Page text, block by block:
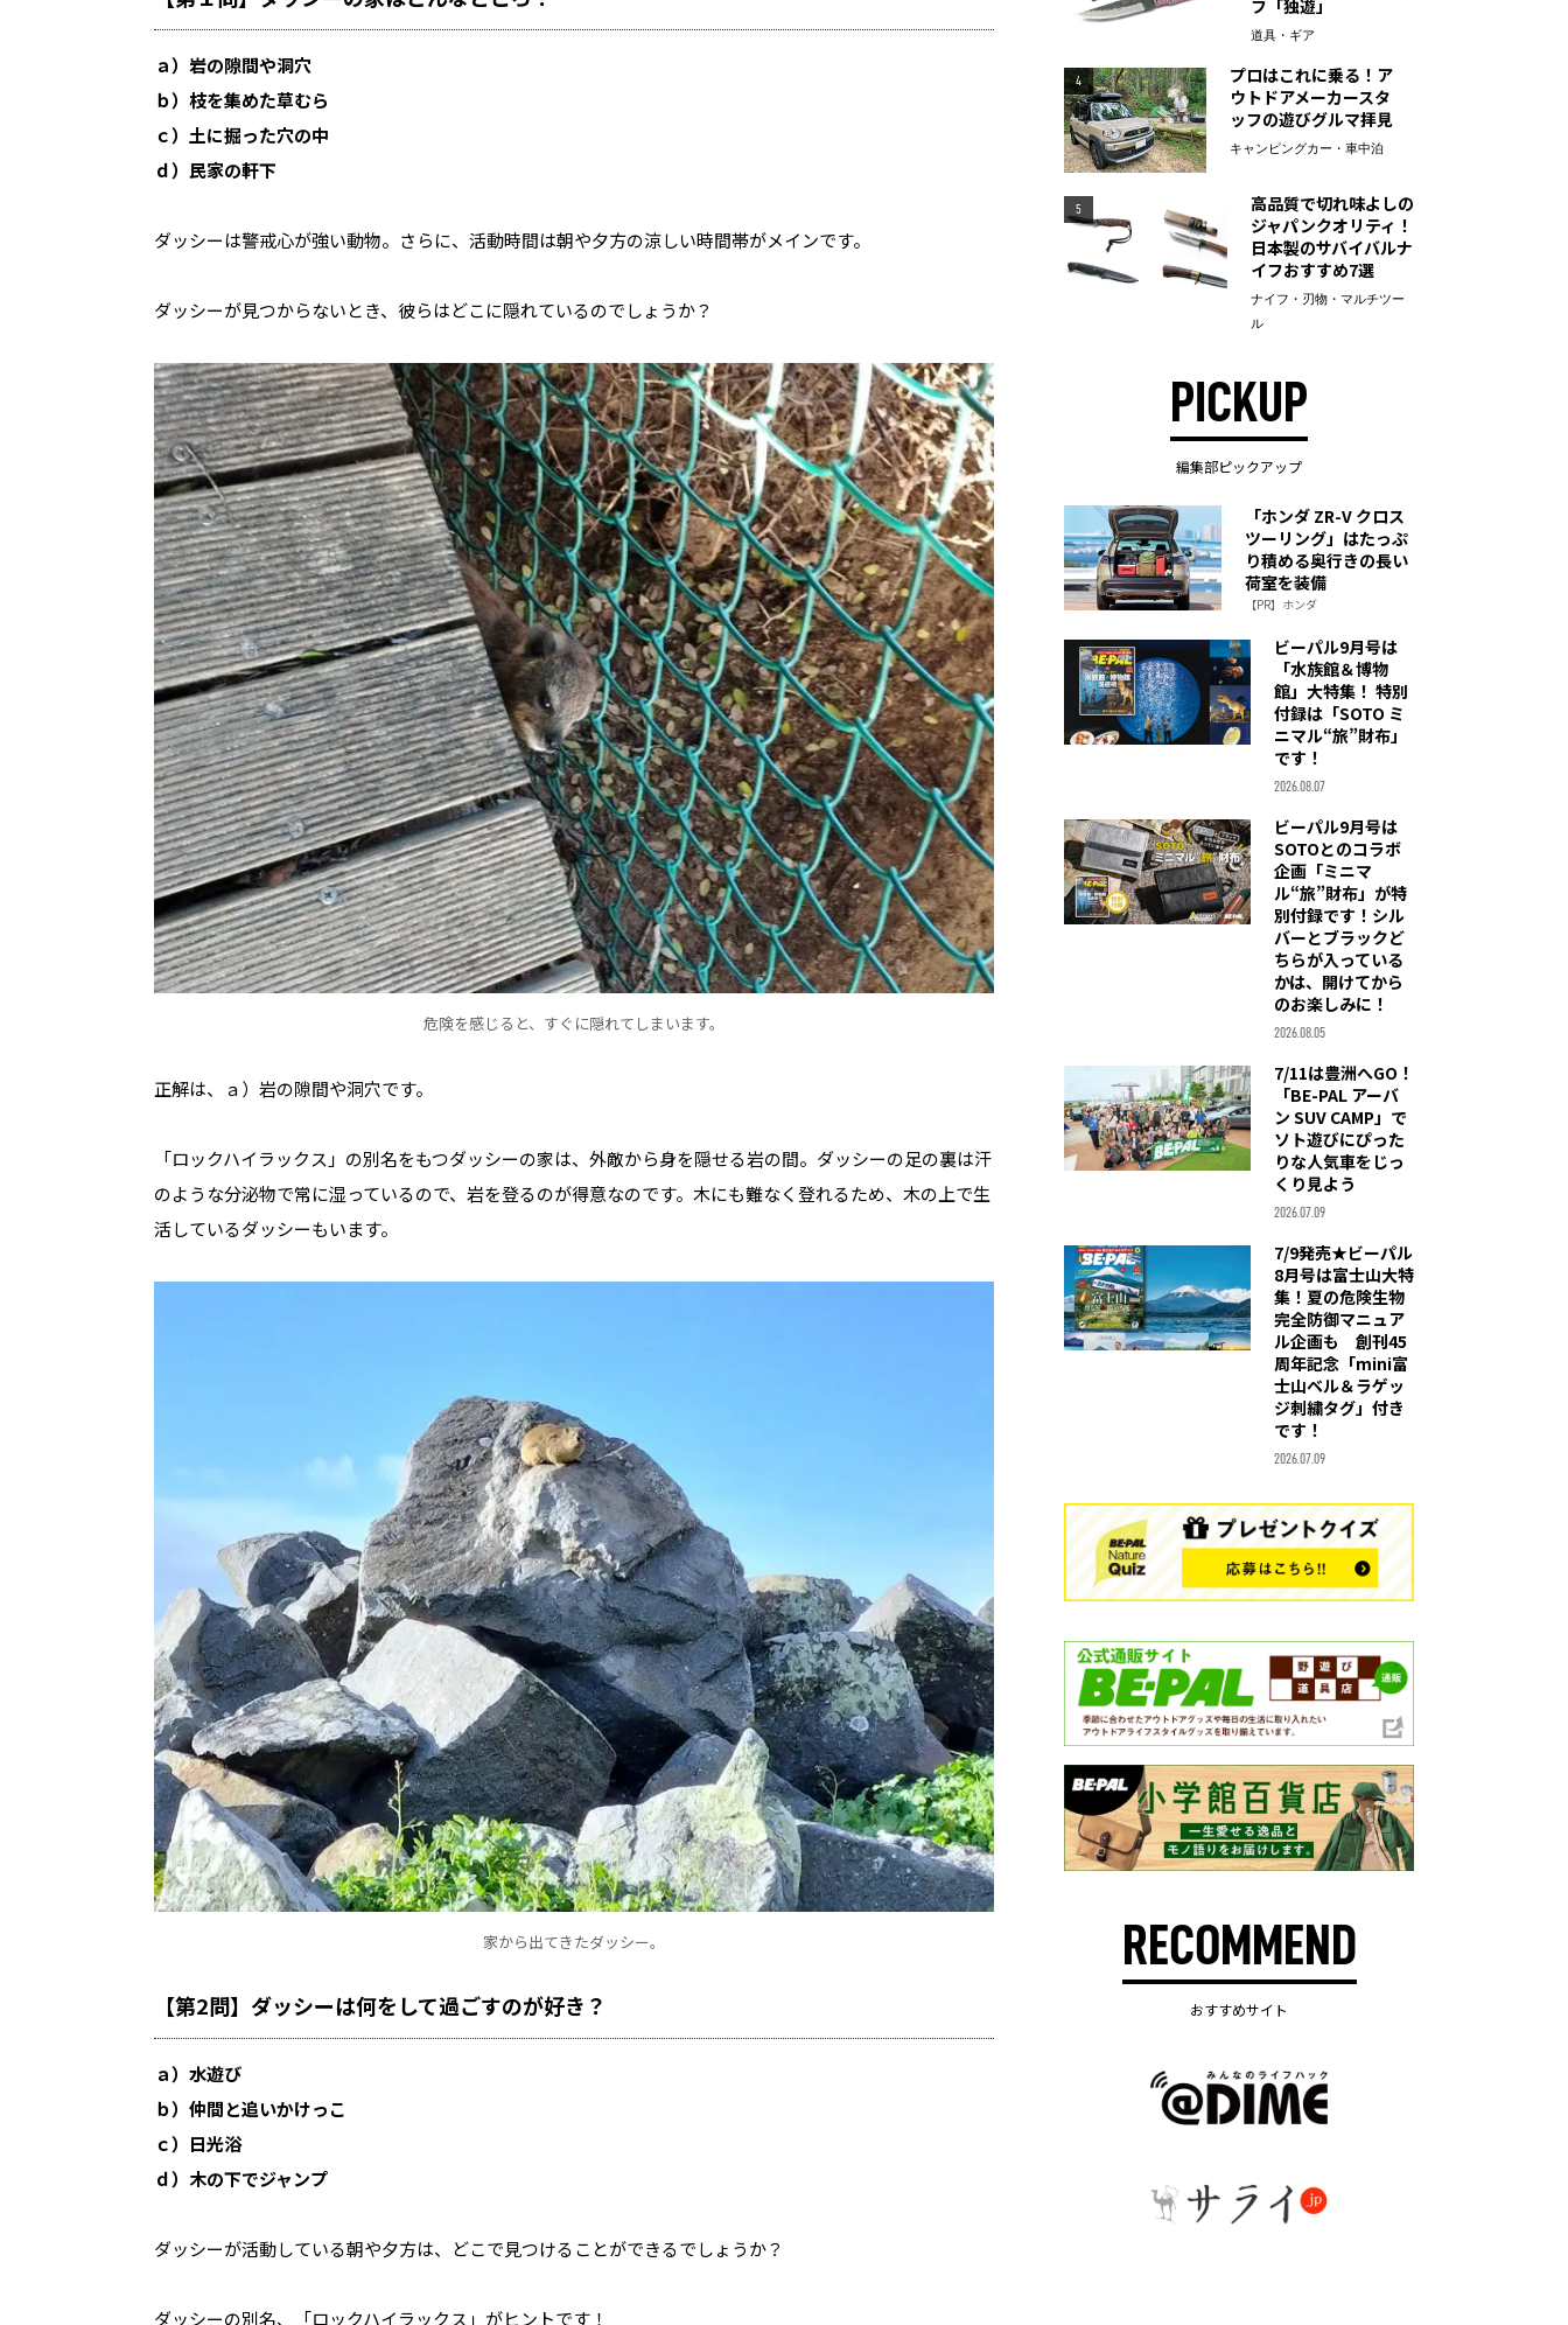
ａ）岩の隙間や洞穴
ｂ）枝を集めた草むら
ｃ）土に掘った穴の中
ｄ）民家の軒下
ダッシーは警戒心が強い動物。さらに、活動時間は朝や夕方の涼しい時間帯がメインです。
ダッシーが見つからないとき、彼らはどこに隠れているのでしょうか？
危険を感じると、すぐに隠れてしまいます。
正解は、ａ）岩の隙間や洞穴です。
「ロックハイラックス」の別名をもつダッシーの家は、外敵から身を隠せる岩の間。ダッシーの足の裏は汗
のような分泌物で常に湿っているので、岩を登るのが得意なのです。木にも難なく登れるため、木の上で生
活しているダッシーもいます。
家から出てきたダッシー。
【第2問】ダッシーは何をして過ごすのが好き？
ａ）水遊び
ｂ）仲間と追いかけっこ
ｃ）日光浴
ｄ）木の下でジャンプ
ダッシーが活動している朝や夕方は、どこで見つけることができるでしょうか？
ダッシーの別名、「ロックハイラックス」がヒントです！
フ「独遊」
道具・ギア
4
プロはこれに乗る！ア
ウトドアメーカースタ
ッフの遊びグルマ拝見
キャンピングカー・車中泊
5
高品質で切れ味よしの
ジャパンクオリティ！
日本製のサバイバルナ
イフおすすめ7選
ナイフ・刃物・マルチツー
ル
PICKUP
編集部ピックアップ
「ホンダ ZR-V クロス
ツーリング」はたっぷ
り積める奥行きの長い
荷室を装備
【PR】ホンダ
ビーパル9月号は
「水族館＆博物
館」大特集！ 特別
付録は「SOTO ミ
ニマル“旅”財布」
です！
2026.08.07
ビーパル9月号は
SOTOとのコラボ
企画「ミニマ
ル“旅”財布」が特
別付録です！シル
バーとブラックど
ちらが入っている
かは、開けてから
のお楽しみに！
2026.08.05
7/11は豊洲へGO！
「BE-PAL アーバ
ン SUV CAMP」で
ソト遊びにぴった
りな人気車をじっ
くり見よう
2026.07.09
7/9発売★ビーパル
8月号は富士山大特
集！夏の危険生物
完全防御マニュア
ル企画も 創刊45
周年記念「mini富
士山ベル＆ラゲッ
ジ刺繍タグ」付き
です！
2026.07.09
RECOMMEND
おすすめサイト